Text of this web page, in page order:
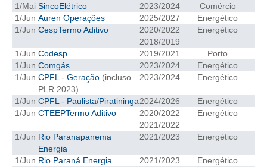
REVISÃO DE APOSENTADORIA
FGTS EXPURGOS
FGTS CORREÇÃO
LEGISLAÇÃO
LEI 4.950-A/1966 – PISO SALARIAL
LEI 5.194/1966 – REGULAMENTAÇÃO DA PROFISSÃO
LEI 6.496/1977 – ART
1/Mai SincoElétrico 2023/2024
Comércio
1/Jun Auren Operações 2025/2027
Energético
1/Jun CespTermo Aditivo
2020/2022
2018/2019
Energético
1/Jun Codesp 2019/2021
Porto
1/Jun Comgás 2023/2024
Energético
1/Jun CPFL - Geração (incluso
PLR 2023)
2023/2024 Energético
1/Jun CPFL - Paulista/Piratininga2024/2026
Energético
1/Jun CTEEPTermo Aditivo
2020/2022
2021/2022
Energético
1/Jun Rio Paranapanema
Energia
2021/2023 Energético
1/Jun Rio Paraná Energia 2021/2023
Energético